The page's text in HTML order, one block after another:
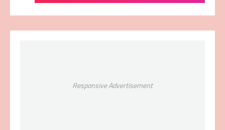
Responsive Advertisement